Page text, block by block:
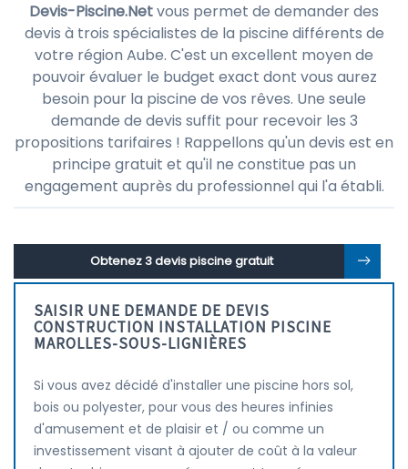
Devis-Piscine.Netvous permet de demander des
devis à trois spécialistes de la piscine différents de
votre région Aube. C'est un excellent moyen de
pouvoir évaluer le budget exact dont vous aurez
besoin pour la piscine de vos rêves. Une seule
demande de devis suffit pour recevoir les 3
propositions tarifaires ! Rappellons qu'un devis est en
principe gratuit et qu'il ne constitue pas un
engagement auprès du professionnel qui l'a établi.
Obtenez 3 devis piscine gratuit
SAISIR UNE DEMANDE DE DEVIS
CONSTRUCTION INSTALLATION PISCINE
MAROLLES-SOUS-LIGNIÈRES
Si vous avez décidé d'installer une piscine hors sol,
bois ou polyester, pour vous des heures infinies
d'amusement et de plaisir et / ou comme un
investissement visant à ajouter de coût à la valeur